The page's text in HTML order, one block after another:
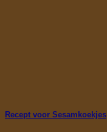
Recept voor Sesamkoekjes